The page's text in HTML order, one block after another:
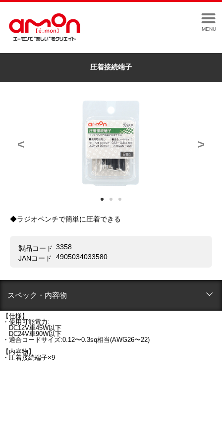
MENU
圧着接続端子
< >
◆ラジオペンチで簡単に圧着できる
製品コード 3358
JANコード
4905034033580
スペック・内容物
【仕様】
・使用可能電力:
DC12V車45W以下
DC24V車90W以下
・適合コードサイズ:0.12〜0.3sq相当(AWG26〜22)
【内容物】
・圧着接続端子×9